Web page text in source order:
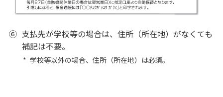
借りる
アパートローン
不動産
⑥ 支払先が学校等の場合は、住所（所在地）がなくても
補記は不要。
* 学校等以外の場合、住所（所在地）は必須。